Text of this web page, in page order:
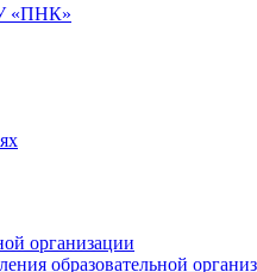
«ПНК»
организации
образовательной